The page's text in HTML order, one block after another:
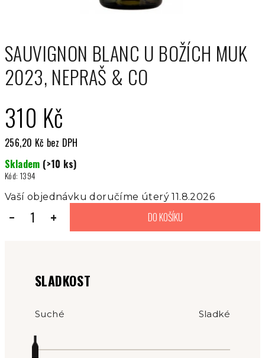
SAUVIGNON BLANC U BOŽÍCH MUK
2023, NEPRAŠ & CO
310 Kč
256,20 Kč bez DPH
cena:
Skladem (>10 ks)
Kód: 1394
Vaší objednávku doručíme úterý 11.8.2026
+
− DO KOŠÍKU
SLADKOST
Suché Sladké